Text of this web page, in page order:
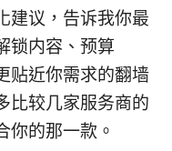
建议，告诉我你最
锁内容、预算
贴近你需求的翻墙
比较几家服务商的
你的那一款。